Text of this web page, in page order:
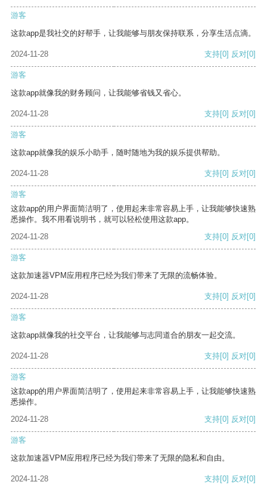
游客
这款app是我社交的好帮手，让我能够与朋友保持联系，分享生活点滴。
2024-11-28 支持[0] 反对[0]
游客
这款app就像我的财务顾问，让我能够省钱又省心。
2024-11-28 支持[0] 反对[0]
游客
这款app就像我的娱乐小助手，随时随地为我的娱乐提供帮助。
2024-11-28 支持[0] 反对[0]
游客
这款app的用户界面简洁明了，使用起来非常容易上手，让我能够快速熟
悉操作。我不用看说明书，就可以轻松使用这款app。
2024-11-28
支持[0] 反对[0]
游客
这款加速器VPM应用程序已经为我们带来了无限的流畅体验。
2024-11-28 支持[0] 反对[0]
游客
这款app就像我的社交平台，让我能够与志同道合的朋友一起交流。
2024-11-28 支持[0] 反对[0]
游客
这款app的用户界面简洁明了，使用起来非常容易上手，让我能够快速熟
悉操作。
2024-11-28
支持[0] 反对[0]
游客
这款加速器VPM应用程序已经为我们带来了无限的隐私和自由。
2024-11-28 支持[0] 反对[0]